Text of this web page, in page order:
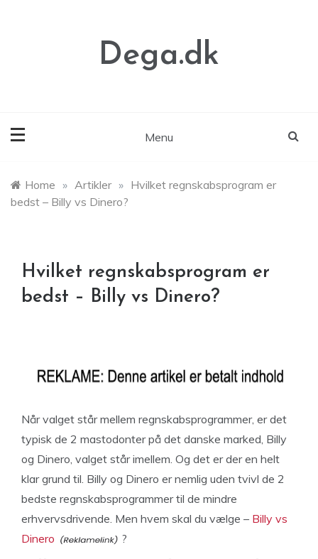
Dega.dk
Menu
Home » Artikler » Hvilket regnskabsprogram er
bedst – Billy vs Dinero?
Hvilket regnskabsprogram er
bedst – Billy vs Dinero?
Når valget står mellem regnskabsprogrammer, er det
typisk de 2 mastodonter på det danske marked, Billy
og Dinero, valget står imellem. Og det er der en helt
klar grund til. Billy og Dinero er nemlig uden tvivl de 2
bedste regnskabsprogrammer til de mindre
erhvervsdrivende. Men hvem skal du vælge – Billy vs
Dinero
?